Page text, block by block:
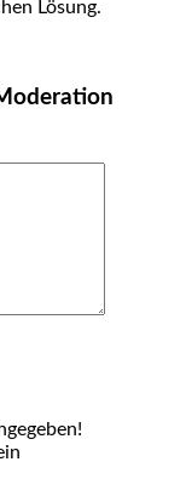
Lösung.